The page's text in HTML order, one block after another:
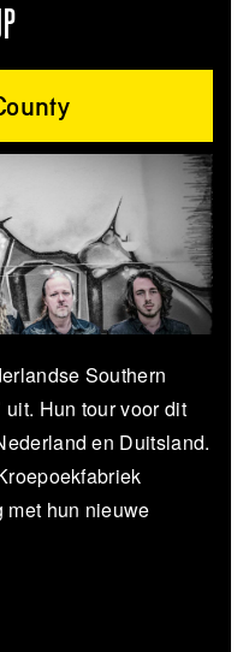
Southern
uit. Hun tour voor dit
en Duitsland.
met hun nieuwe